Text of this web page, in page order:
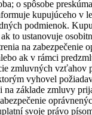
o spôsobe
kupujúceho v
podmienok.
to ustanovuje
na zabezpečenie
ak v rámci
zmluvných vzťahov
vyhovel
na základe zmluvy
svoje právo